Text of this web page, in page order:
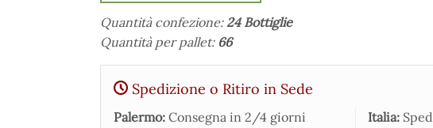
Quantità confezione:24 Bottiglie
Quantità per pallet: 66
Spedizione o Ritiro in Sede
Palermo: Consegna in 2/4 giorni
Italia: